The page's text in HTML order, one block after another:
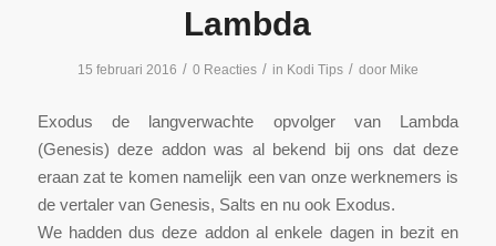
Lambda
15 februari 2016 / 0 Reacties / in Kodi Tips / door Mike
Exodus de langverwachte opvolger van Lambda
(Genesis) deze addon was al bekend bij ons dat deze
eraan zat te komen namelijk een van onze werknemers is
de vertaler van Genesis, Salts en nu ook Exodus.
We hadden dus deze addon al enkele dagen in bezit en